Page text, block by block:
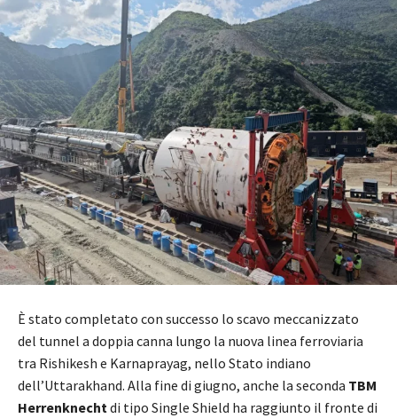
È stato completato con successo lo scavo meccanizzato
del tunnel a doppia canna lungo la nuova linea ferroviaria
tra Rishikesh e Karnaprayag, nello Stato indiano
dell’Uttarakhand. Alla fine di giugno, anche la seconda TBM
Herrenknechtdi tipo Single Shield ha raggiunto il fronte di